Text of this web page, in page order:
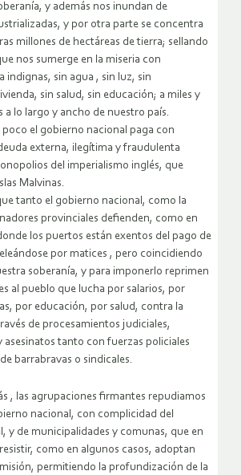
y además nos inundan de
y por otra parte se concentra
millones de hectáreas de tierra; sellando
nos sumerge en la miseria con
indignas, sin agua , sin luz, sin
sin salud, sin educación; a miles y
a lo largo y ancho de nuestro país.
el gobierno nacional paga con
externa, ilegítima y fraudulenta
del imperialismo inglés, que
Malvinas.
tanto el gobierno nacional, como la
provinciales defienden, como en
los puertos están exentos del pago de
por matices , pero coincidiendo
soberanía, y para imponerlo reprimen
al pueblo que lucha por salarios, por
por educación, por salud, contra la
de procesamientos judiciales,
asesinatos tanto con fuerzas policiales
barrabravas o sindicales.
, las agrupaciones firmantes repudiamos
nacional, con complicidad del
y de municipalidades y comunas, que en
como en algunos casos, adoptan
permitiendo la profundización de la